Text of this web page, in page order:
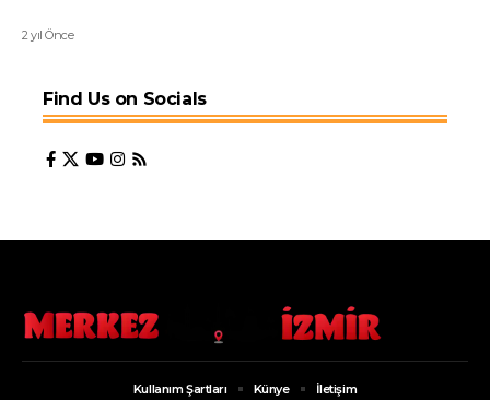
2 yıl Önce
Find Us on Socials
Kullanım Şartları Künye İletişim